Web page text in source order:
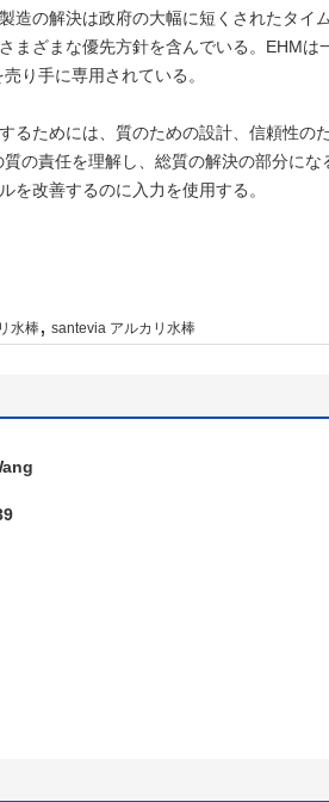
造の解決は政府の大幅に短くされたタ
まざまな優先方針を含んでいる。EHM
り手に専用されている。
るためには、質のための設計、信頼性
の責任を理解し、総質の解決の部分に
を改善するのに入力を使用する。
水棒, santevia アルカリ水棒